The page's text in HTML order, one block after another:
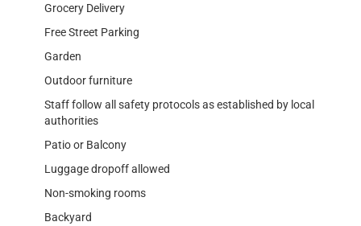
Grocery Delivery
Free Street Parking
Garden
Outdoor furniture
Staff follow all safety protocols as established by local
authorities
Patio or Balcony
Luggage dropoff allowed
Non-smoking rooms
Backyard